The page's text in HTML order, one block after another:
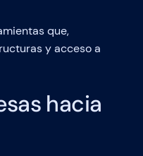
que,
y acceso a
hacia